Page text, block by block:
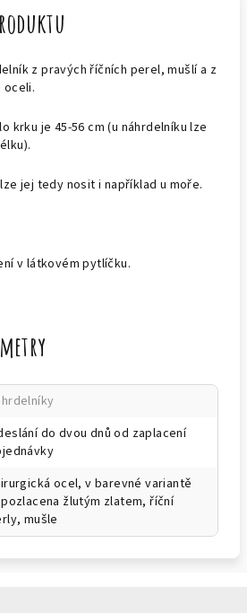
z pravých říčních perel, mušlí a z
oceli.
krku je 45-56 cm (u náhrdelníku lze
jej tedy nosit i například u moře.
v látkovém pytlíčku.
do dvou dnů od zaplacení
ocel, v barevné variantě
žlutým zlatem, říční
mušle